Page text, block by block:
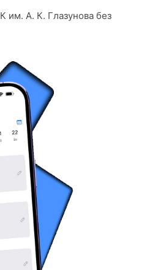
им. А. К. Глазунова без